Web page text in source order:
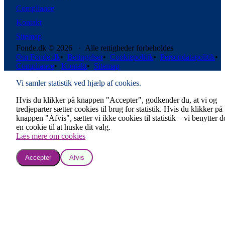
Compliance
Kontakt
Sitemap
Fonde.dk © 2026 · Alle rettigheder forbeholdes
Om Fonde.dk• Betingelser• Cookiepolitik• Persondatapolitik•
Compliance• Kontakt• Sitemap
Vi samler statistik ved hjælp af cookies.
Hvis du klikker på knappen "Accepter", godkender du, at vi og
tredjeparter sætter cookies til brug for statistik. Hvis du klikker på
knappen "Afvis", sætter vi ikke cookies til statistik – vi benytter
en cookie til at huske dit valg.
Læs mere om cookies
Accepter Afvis